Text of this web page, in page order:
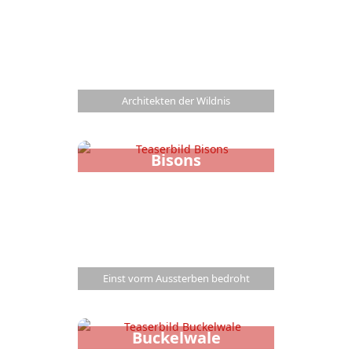
Architekten der Wildnis
Bisons
Einst vorm Aussterben bedroht
Buckelwale